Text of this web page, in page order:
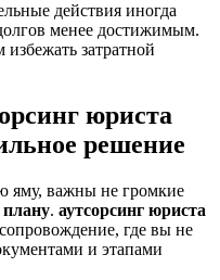
действия иногда
менее достижимым.
затратной
юриста
решение
яму, важны не громкие
плану. аутсорсинг юриста
где вы не
и этапами